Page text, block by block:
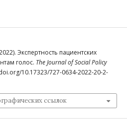
Экспертность пациентских
голос. The Journal of Social Policy
10.17323/727-0634-2022-20-2-
ссылок